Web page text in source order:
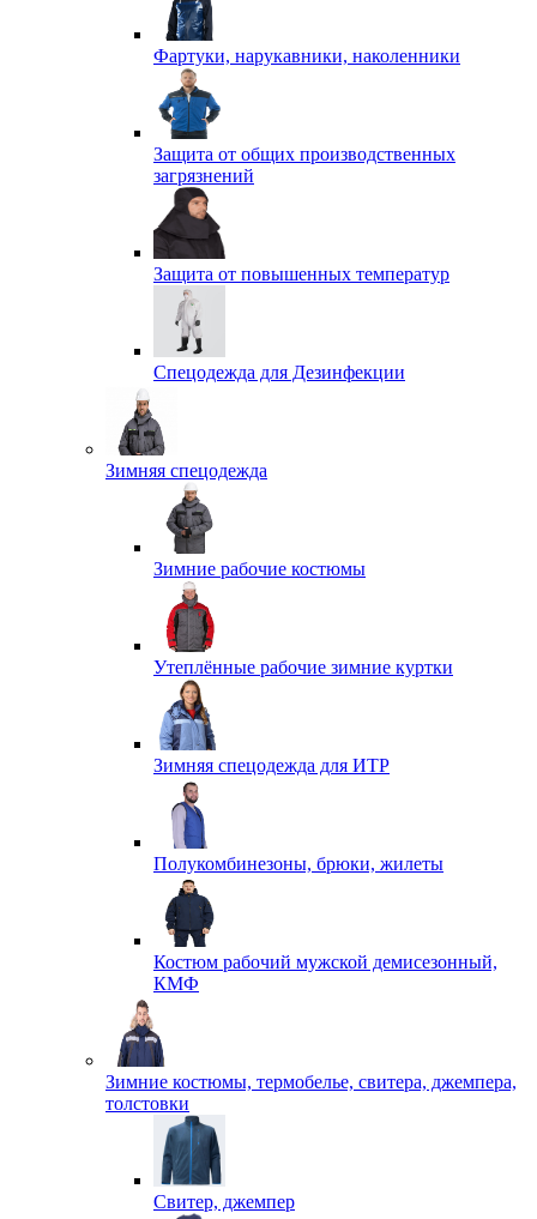
Фартуки, нарукавники, наколенники
Защита от общих производственных
загрязнений
Защита от повышенных температур
Спецодежда для Дезинфекции
Зимняя спецодежда
Зимние рабочие костюмы
Утеплённые рабочие зимние куртки
Зимняя спецодежда для ИТР
Полукомбинезоны, брюки, жилеты
Костюм рабочий мужской демисезонный,
КМФ
Зимние костюмы, термобелье, свитера, джемпера,
толстовки
Свитер, джемпер